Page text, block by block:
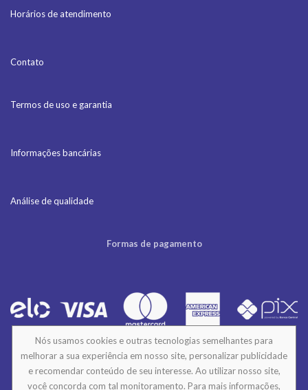
Horários de atendimento
Contato
Termos de uso e garantia
Informações bancárias
Análise de qualidade
Formas de pagamento
© 2026 - DigitalGraph. All Rights Reserved.
Nós usamos cookies e outras tecnologias semelhantes para
melhorar a sua experiência em nosso site, personalizar publicidade
e recomendar conteúdo de seu interesse. Ao utilizar nosso site,
você concorda com tal monitoramento. Para mais informações,